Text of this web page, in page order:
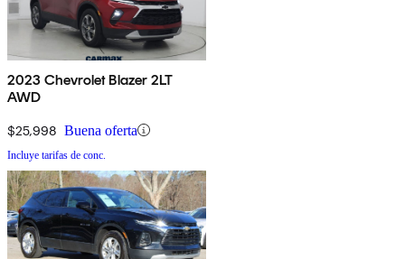
2023 Chevrolet Blazer 2LT
AWD
$25,998 Buena oferta
Incluye tarifas de conc.